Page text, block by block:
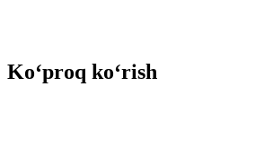
Ko‘proq ko‘rish